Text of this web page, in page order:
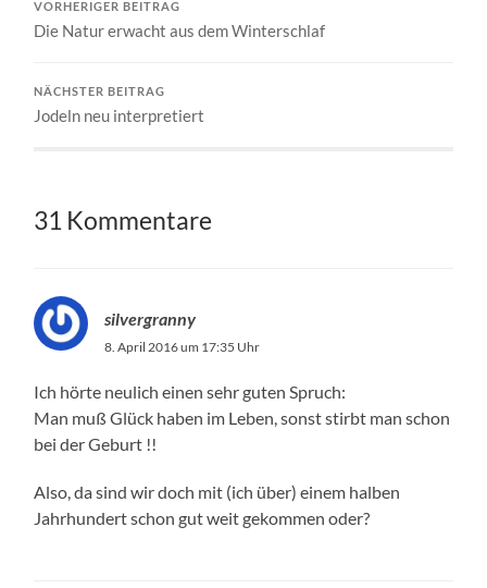
VORHERIGER BEITRAG
Die Natur erwacht aus dem Winterschlaf
NÄCHSTER BEITRAG
Jodeln neu interpretiert
31 Kommentare
silvergranny
8. April 2016 um 17:35 Uhr
Ich hörte neulich einen sehr guten Spruch:
Man muß Glück haben im Leben, sonst stirbt man schon
bei der Geburt !!
Also, da sind wir doch mit (ich über) einem halben
Jahrhundert schon gut weit gekommen oder?